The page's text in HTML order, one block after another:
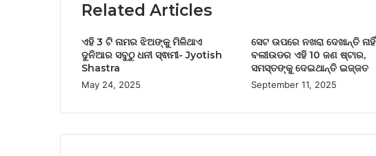
Related Articles
ଏହି 3 ଟି ନାମର ଝିଅଙ୍କୁ ମିଳିଥାଏ
ଦୁନିଆର ସବୁଠୁ ଧନୀ ସ୍ଵାମୀ- Jyotish
Shastra
May 24, 2025
ସେଟ ଉପରେ ନଖରା ଦେଖାନ୍ତି ନାହିଁ
ବଲୀଉଡର ଏହି 10 ଜଣ ଷ୍ଟାର,
ସମସ୍ତଙ୍କୁ ଦେଇଥାନ୍ତି ଇଜ୍ଜତ
September 11, 2025